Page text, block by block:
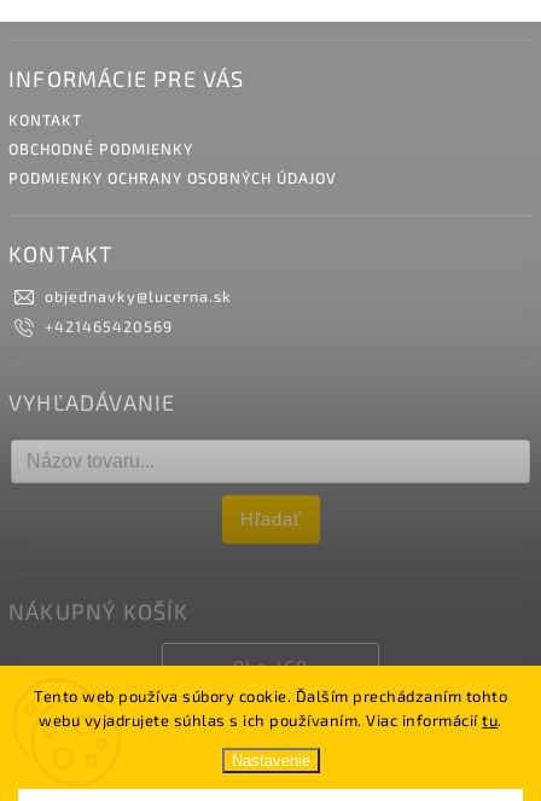
Tento web používa súbory cookie. Ďalším prechádzaním tohto
webu vyjadrujete súhlas s ich používaním. Viac informáciítu.
Nastavenie
INFORMÁCIE PRE VÁS
KONTAKT
OBCHODNÉ PODMIENKY
PODMIENKY OCHRANY OSOBNÝCH ÚDAJOV
KONTAKT
objednavky@lucerna.sk
+421465420569
VYHĽADÁVANIE
Hľadať
NÁKUPNÝ KOŠÍK
0ks /€0
LUCERNA. Všetky práva vyhradené.
Shoptet| Upravil Jakub Sásik